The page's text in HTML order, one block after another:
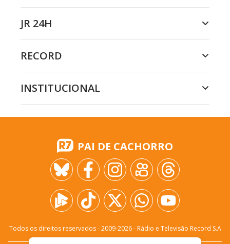
JR 24H
RECORD
INSTITUCIONAL
PAI DE CACHORRO
Todos os direitos reservados - 2009-2026- Rádio e Televisão Record S.A